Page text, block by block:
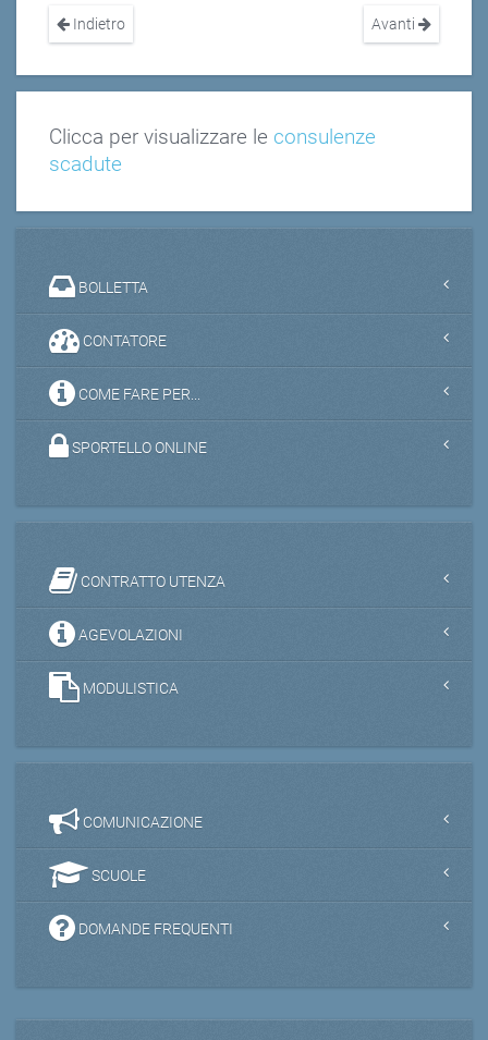
Indietro Avanti
Clicca per visualizzare le consulenze
scadute
BOLLETTA
CONTATORE
COME FARE PER...
SPORTELLO ONLINE
CONTRATTO UTENZA
AGEVOLAZIONI
MODULISTICA
COMUNICAZIONE
SCUOLE
DOMANDE FREQUENTI